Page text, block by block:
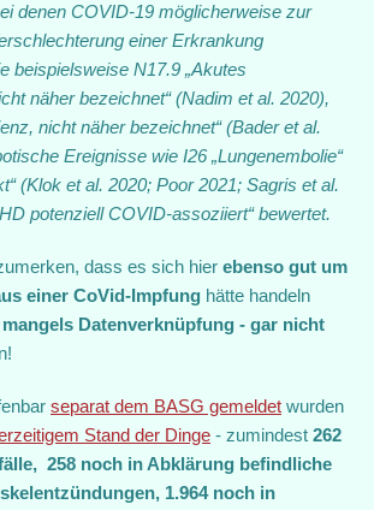
denen COVID‐19 möglicherweise zur
einer Erkrankung
beispielsweise N17.9 „Akutes
näher bezeichnet“ (Nadim et al. 2020),
nicht näher bezeichnet“ (Bader et al.
Ereignisse wie I26 „Lungenembolie“
(Klok et al. 2020; Poor 2021; Sagris et al.
potenziell COVID‐assoziiert“ bewertet.
dass es sich hier ebenso gut um
einer CoVid-Impfung hätte handeln
mangels Datenverknüpfung - gar nicht
separat dem BASG gemeldet wurden
Stand der Dinge - zumindest 262
258 noch in Abklärung befindliche
1.964 noch in